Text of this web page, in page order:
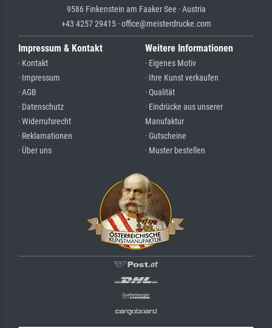
9586 Finkenstein am Faaker See · Austria
+43 4257 29415 · office@meisterdrucke.com
Impressum & Kontakt
· Kontakt
· Impressum
· AGB
· Datenschutz
· Widerrufsrecht
· Reklamationen
· Über uns
Weitere Informationen
· Eigenes Motiv
· Ihre Kunst verkaufen
· Qualität
· Eindrücke aus unserer
Manufaktur
· Gutscheine
· Muster bestellen